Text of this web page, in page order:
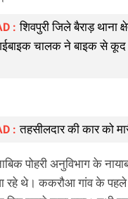
: शिवपुरी जिले बैराड़
चालक ने बाइक से कूद
: तहसीलदार की कार को
पोहरी अनुविभाग के
रहे थे। ककरौआ गांव के पहले